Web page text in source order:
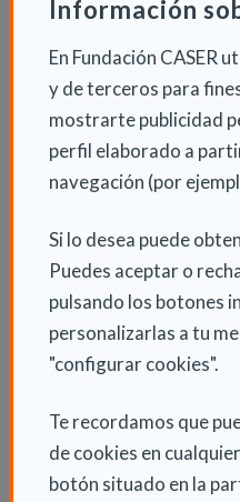
Información
En Fundación CASER
y de terceros para
mostrarte publicidad
perfil elaborado a
navegación (por
Si lo desea puede
Puedes aceptar o
pulsando los botones
personalizarlas a tu
"configurar cookies".
Te recordamos que
de cookies en
botón situado en la
salud expertos en el
terapéutico que
promocionar en la
deporte y de la actividad
entre los más
mejorar la calidad de
INFORMACIÓN
Jue 2
Actualidad